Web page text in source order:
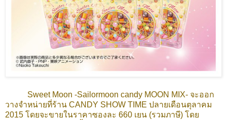
Sweet Moon -Sailormoon candy MOON MIX- จะออก
วางจำหน่ายที่ร้าน CANDY SHOW TIME ปลายเดือนตุลาคม
2015 โดยจะขายในราคาซองละ 660 เยน (รวมภาษี) โดย